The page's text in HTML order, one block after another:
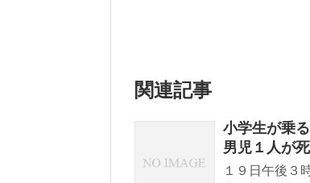
関連記事
小学生が乗
男児１人が
１９日午後３